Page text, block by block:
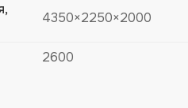
4350×2250×2000
2600